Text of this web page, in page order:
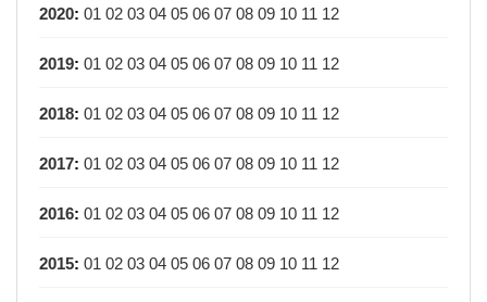
2020: 01 02 03 04 05 06 07 08 09 10 11 12
2019: 01 02 03 04 05 06 07 08 09 10 11 12
2018: 01 02 03 04 05 06 07 08 09 10 11 12
2017: 01 02 03 04 05 06 07 08 09 10 11 12
2016: 01 02 03 04 05 06 07 08 09 10 11 12
2015: 01 02 03 04 05 06 07 08 09 10 11 12